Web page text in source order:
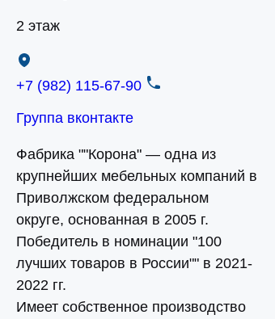
2 этаж
+7 (982) 115-67-90
Группа вконтакте
Фабрика ""Корона" — одна из
крупнейших мебельных компаний в
Приволжском федеральном
округе, основанная в 2005 г.
Победитель в номинации "100
лучших товаров в России"" в 2021-
2022 гг.
Имеет собственное производство